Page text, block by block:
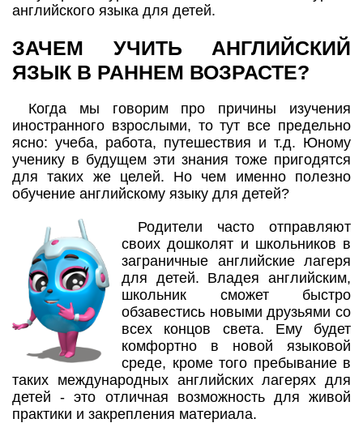
английского языка для детей.
ЗАЧЕМ УЧИТЬ АНГЛИЙСКИЙ
ЯЗЫК В РАННЕМ ВОЗРАСТЕ?
Когда мы говорим про причины изучения
иностранного взрослыми, то тут все предельно
ясно: учеба, работа, путешествия и т.д. Юному
ученику в будущем эти знания тоже пригодятся
для таких же целей. Но чем именно полезно
обучение английскому языку для детей?
Родители часто отправляют
своих дошколят и школьников в
заграничные английские лагеря
для детей. Владея английским,
школьник сможет быстро
обзавестись новыми друзьями со
всех концов света. Ему будет
комфортно в новой языковой
среде, кроме того пребывание в
таких международных английских лагерях для
детей - это отличная возможность для живой
практики и закрепления материала.